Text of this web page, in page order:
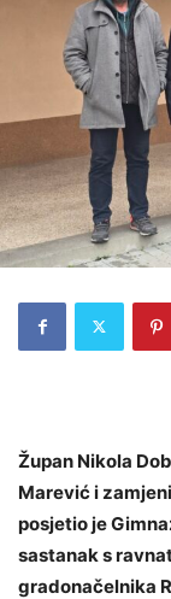
Župan Nikola
Marević i
posjetio je
sastanak s
gradonačelnika